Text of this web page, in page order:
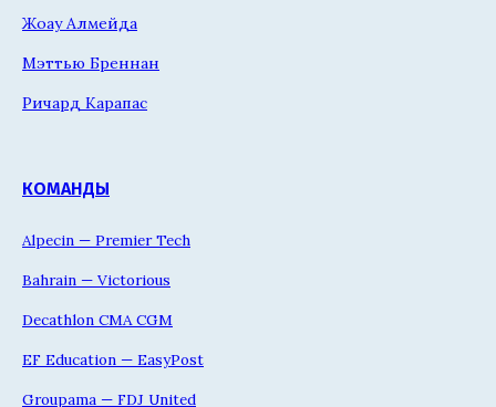
Жоау Алмейда
Мэттью Бреннан
Ричард Карапас
КОМАНДЫ
Alpecin — Premier Tech
Bahrain — Victorious
Decathlon CMA CGM
EF Education — EasyPost
Groupama — FDJ United